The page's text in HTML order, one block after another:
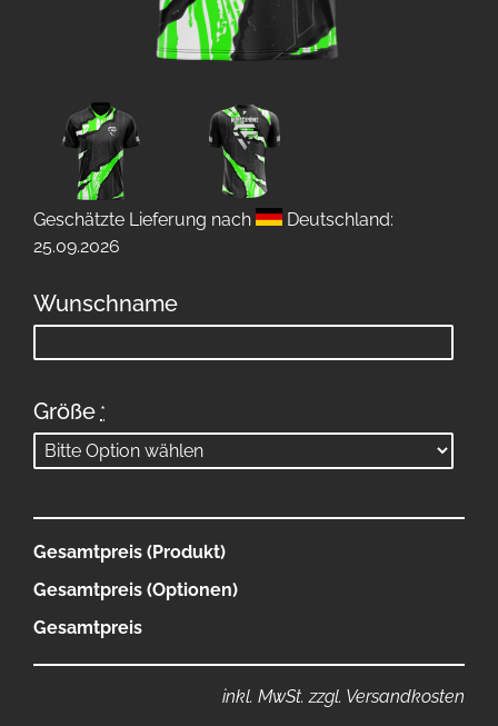
Geschätzte Lieferung nach
Deutschland:
25.09.2026
Wunschname
Größe *
Gesamtpreis (Produkt)
Gesamtpreis (Optionen)
Gesamtpreis
inkl. MwSt. zzgl. Versandkosten